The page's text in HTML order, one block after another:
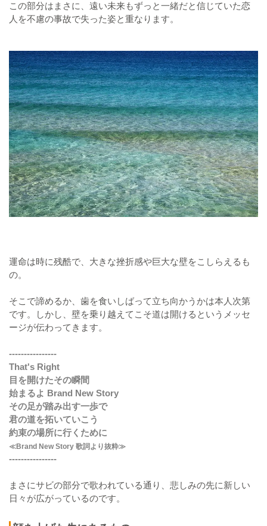
この部分はまさに、遠い未来もずっと一緒だと信じていた恋
人を不慮の事故で失った姿と重なります。
運命は時に残酷で、大きな挫折感や巨大な壁をこしらえるも
の。
そこで諦めるか、歯を食いしばって立ち向かうかは本人次第
です。しかし、壁を乗り越えてこそ道は開けるというメッセ
ージが伝わってきます。
----------------
That's Right
目を開けたその瞬間
始まるよ Brand New Story
その足が踏み出す一歩で
君の道を拓いていこう
約束の場所に行くために
≪Brand New Story 歌詞より抜粋≫
----------------
まさにサビの部分で歌われている通り、悲しみの先に新しい
日々が広がっているのです。